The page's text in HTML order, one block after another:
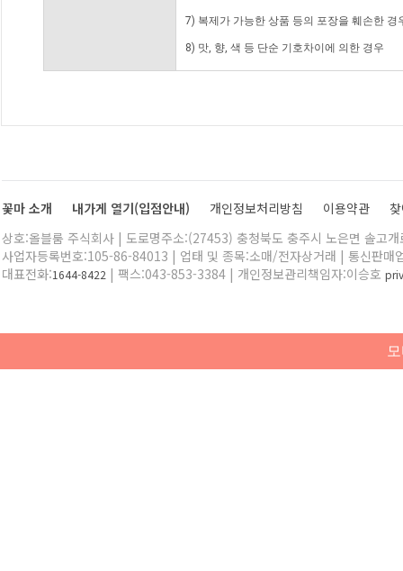
7) 복제가 가능한 상품 등의 포장을 훼손한 경
8) 맛, 향, 색 등 단순 기호차이에 의한 경우
꽃마 소개 내가게 열기(입점안내) 개인정보처리방침 이용약관
상호:올블룸 주식회사 | 도로명주소:(27453) 충청북도 충주시 노은면 솔고
사업자등록번호:105-86-84013 | 업태 및 종목:소매/전자상거래 | 통신판매
대표전화:1644-8422 | 팩스:043-853-3384 | 개인정보관리책임자:이승호